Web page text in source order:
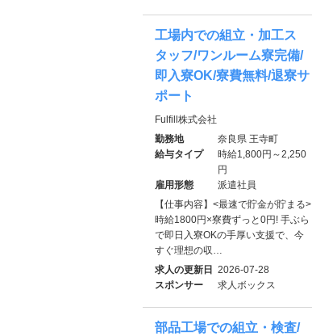
工場内での組立・加工ス
タッフ/ワンルーム寮完備/
即入寮OK/寮費無料/退寮サ
ポート
Fulfill株式会社
勤務地
奈良県 王寺町
給与タイプ
時給1,800円～2,250
円
雇用形態
派遣社員
【仕事内容】<最速で貯金が貯まる>
時給1800円×寮費ずっと0円! 手ぶら
で即日入寮OKの手厚い支援で、今
すぐ理想の収…
求人の更新日
2026-07-28
スポンサー
求人ボックス
部品工場での組立・検査/